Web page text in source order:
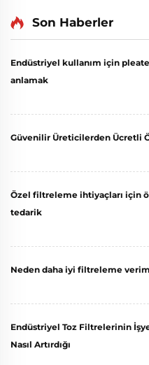
Son Haberler
Endüstriyel kullanım için
anlamak
Güvenilir Üreticilerden Ücretli
Özel filtreleme ihtiyaçları için
tedarik
Neden daha iyi filtreleme
Endüstriyel Toz Filtrelerinin
Nasıl Artırdığı